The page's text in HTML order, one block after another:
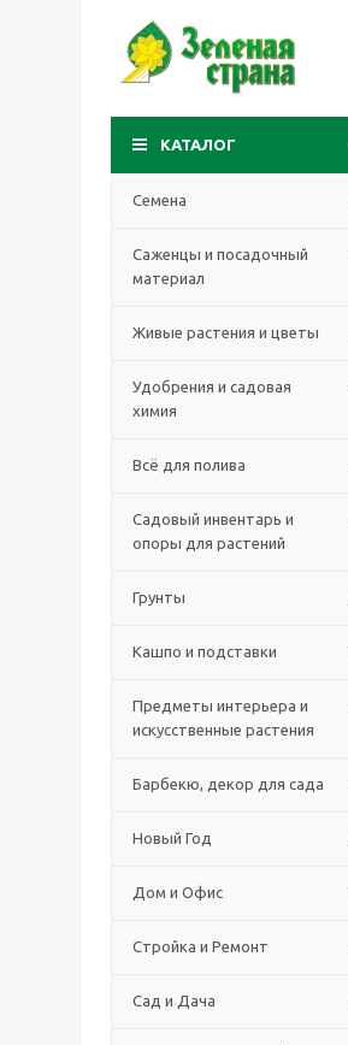
КАТАЛОГ
Семена
Саженцы и посадочный
материал
Живые растения и цветы
Удобрения и садовая
химия
Всё для полива
Садовый инвентарь и
опоры для растений
Грунты
Кашпо и подставки
Предметы интерьера и
искусственные растения
Барбекю, декор для сада
Новый Год
Дом и Офис
Стройка и Ремонт
Сад и Дача